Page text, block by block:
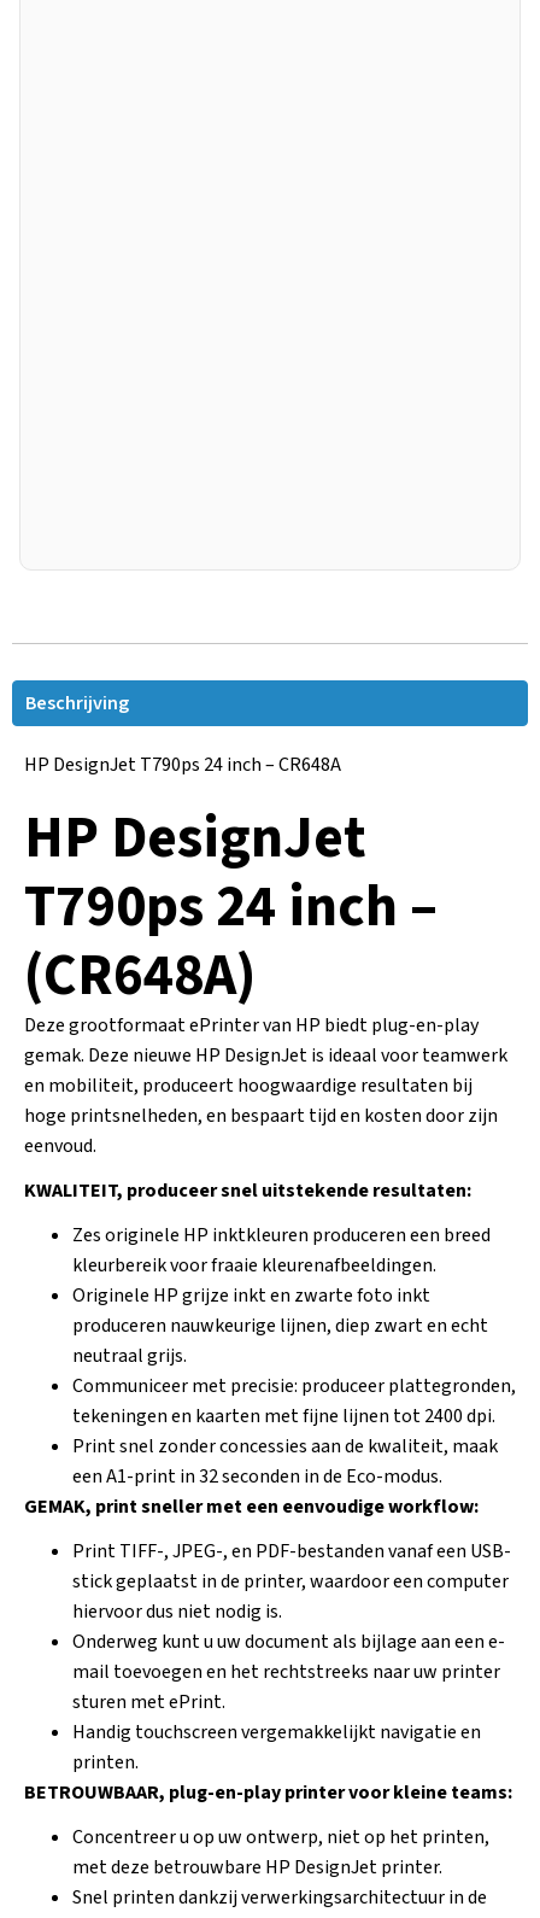
Beschrijving
HP DesignJet T790ps 24 inch – CR648A
HP DesignJet
T790ps 24 inch –
(CR648A)
Deze grootformaat ePrinter van HP biedt plug-en-play
gemak. Deze nieuwe HP DesignJet is ideaal voor teamwerk
en mobiliteit, produceert hoogwaardige resultaten bij
hoge printsnelheden, en bespaart tijd en kosten door zijn
eenvoud.
KWALITEIT, produceer snel uitstekende resultaten:
Zes originele HP inktkleuren produceren een breed
kleurbereik voor fraaie kleurenafbeeldingen.
Originele HP grijze inkt en zwarte foto inkt
produceren nauwkeurige lijnen, diep zwart en echt
neutraal grijs.
Communiceer met precisie: produceer plattegronden,
tekeningen en kaarten met fijne lijnen tot 2400 dpi.
Print snel zonder concessies aan de kwaliteit, maak
een A1-print in 32 seconden in de Eco-modus.
GEMAK, print sneller met een eenvoudige workflow:
Print TIFF-, JPEG-, en PDF-bestanden vanaf een USB-
stick geplaatst in de printer, waardoor een computer
hiervoor dus niet nodig is.
Onderweg kunt u uw document als bijlage aan een e-
mail toevoegen en het rechtstreeks naar uw printer
sturen met ePrint.
Handig touchscreen vergemakkelijkt navigatie en
printen.
BETROUWBAAR, plug-en-play printer voor kleine teams:
Concentreer u op uw ontwerp, niet op het printen,
met deze betrouwbare HP DesignJet printer.
Snel printen dankzij verwerkingsarchitectuur in de